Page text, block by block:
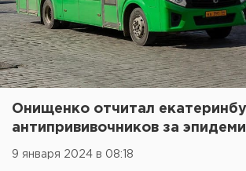
Онищенко отчитал
антипрививочников за
9 января 2024 в 08:18